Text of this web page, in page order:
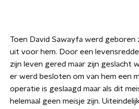
Toen David Sawayfa werd
uit voor hem. Door een
zijn leven gered maar zijn geslacht
er werd besloten om van hem een
operatie is geslaagd maar als dit
helemaal geen meisje zijn.